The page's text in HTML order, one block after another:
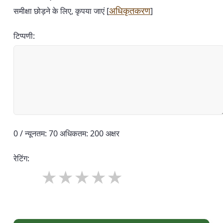
समीक्षा छोड़ने के लिए, कृपया जाएं [अधिकृतकरण]
टिप्पणी:
0 / न्यूनतम: 70 अधिकतम: 200 अक्षर
रेटिंग: